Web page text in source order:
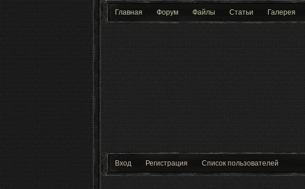
Главная Форум Файлы Статьи Галерея
Вход Регистрация Список пользователей